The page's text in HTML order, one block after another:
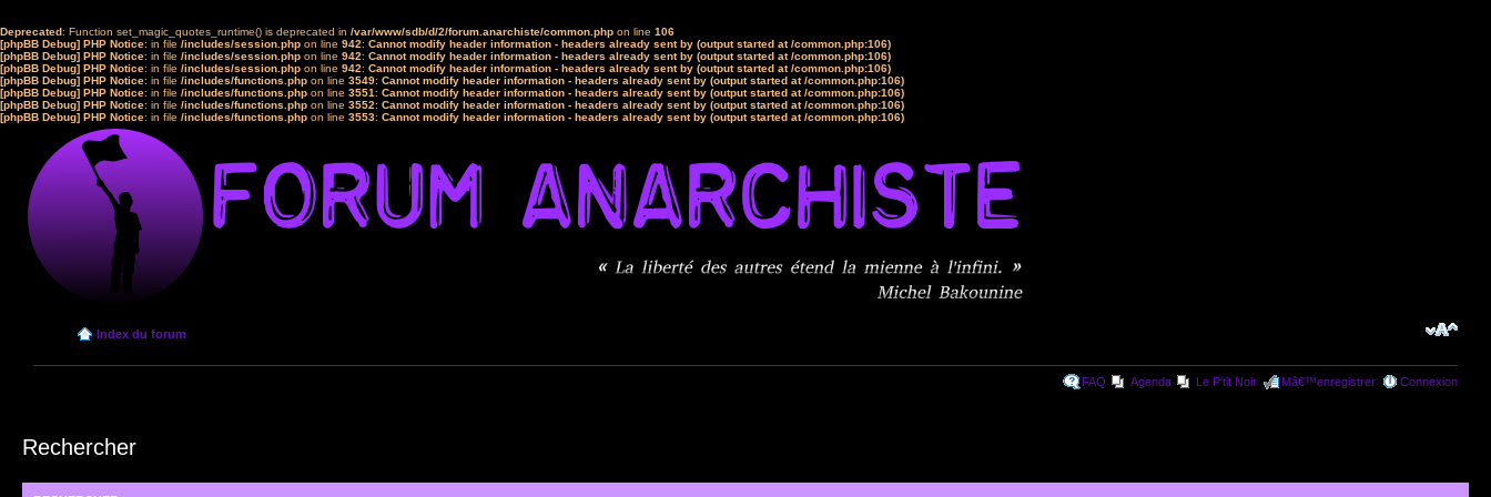
Deprecated: Function set_magic_quotes_runtime() is deprecated in /var/www/sdb/d/2/forum.anarchiste/common.php on line 106
[phpBB Debug] PHP Notice: in file /includes/session.php on line 942: Cannot modify header information - headers already sent by (output started at /common.php:106)
[phpBB Debug] PHP Notice: in file /includes/session.php on line 942: Cannot modify header information - headers already sent by (output started at /common.php:106)
[phpBB Debug] PHP Notice: in file /includes/session.php on line 942: Cannot modify header information - headers already sent by (output started at /common.php:106)
[phpBB Debug] PHP Notice: in file /includes/functions.php on line 3549: Cannot modify header information - headers already sent by (output started at /common.php:106)
[phpBB Debug] PHP Notice: in file /includes/functions.php on line 3551: Cannot modify header information - headers already sent by (output started at /common.php:106)
[phpBB Debug] PHP Notice: in file /includes/functions.php on line 3552: Cannot modify header information - headers already sent by (output started at /common.php:106)
[phpBB Debug] PHP Notice: in file /includes/functions.php on line 3553: Cannot modify header information - headers already sent by (output started at /common.php:106)
Index du forum
FAQ Agenda Le P'tit Noir Mâ€™enregistrer Connexion
Rechercher